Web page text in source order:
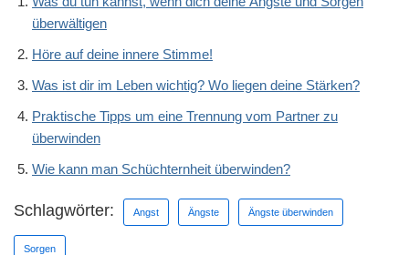
überwältigen
Höre auf deine innere Stimme!
Was ist dir im Leben wichtig? Wo liegen deine Stärken?
Praktische Tipps um eine Trennung vom Partner zu
überwinden
Wie kann man Schüchternheit überwinden?
Schlagwörter: Angst Ängste Ängste überwinden
Sorgen